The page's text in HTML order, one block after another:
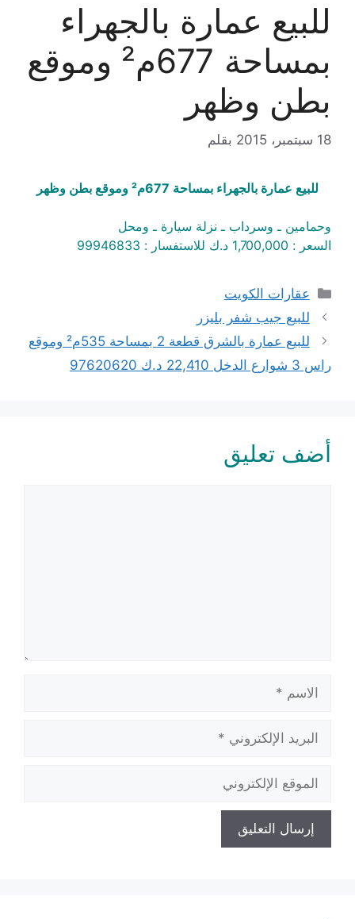
للبيع عمارة بالجهراء
بمساحة 677م² وموقع
بطن وظهر
18 سبتمبر، 2015 بقلم
للبيع عمارة بالجهراء بمساحة 677م² وموقع بطن وظهر
وحمامين ـ وسرداب ـ نزلة سيارة ـ ومحل
السعر : 1,700,000 د.ك للاستفسار : 99946833
التصنيفات
عقارات الكويت
للبيع جيب شفر بليزر
للبيع عمارة بالشرق قطعة 2 بمساحة 535م² وموقع
راس 3 شوارع الدخل 22,410 د.ك 97620620
أضف تعليق
الإلكتروني
الإلكتروني